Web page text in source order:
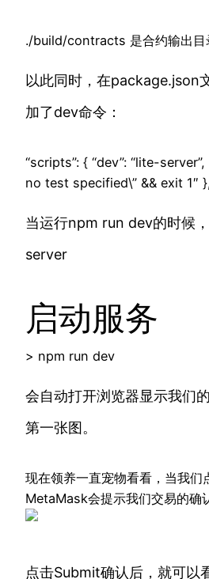
./build/contracts 是合约输出目
以此同时，在package.json
加了dev命令：
“scripts”: { “dev”: “lite-
no test specified\” && exit 1″
当运行npm run dev的时候
server
启动服务
> npm run dev
会自动打开浏览器显示我们
第一张图。
现在领养一直宠物看看，当我们
MetaMask会提示我们交易的确
点击Submit确认后，就可以